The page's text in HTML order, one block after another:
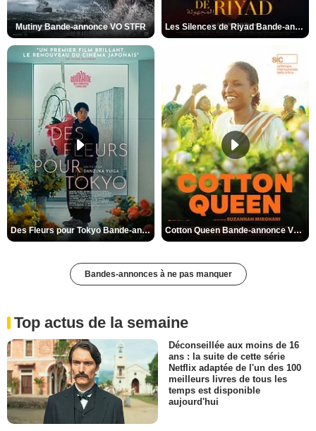
Mutiny Bande-annonce VO STFR Les Silences de Riyad Bande-annonce VO STFR
Des Fleurs pour Tokyo Bande-annonce VO STFR Cotton Queen Bande-annonce VO STFR
Bandes-annonces à ne pas manquer
Top actus de la semaine
Déconseillée aux moins de 16
ans : la suite de cette série
Netflix adaptée de l'un des 100
meilleurs livres de tous les
temps est disponible
aujourd'hui